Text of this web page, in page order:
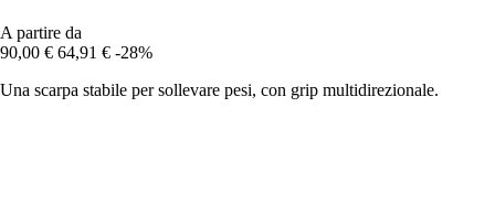
A partire da
90,00 € 64,91 € -28%
Una scarpa stabile per sollevare pesi, con grip multidirezionale.